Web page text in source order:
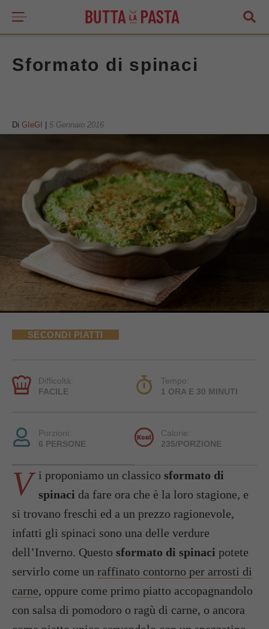
Sformato di spinaci
Di GIeGI 5 Gennaio 2016
SECONDI PIATTI
Difficoltà:
FACILE
Tempo:
1 ORA E 30 MINUTI
Porzioni:
6 PERSONE
Calorie:
235/PORZIONE
V i proponiamo un classico sformato di
spinaci da fare ora che è la loro stagione, e
si trovano freschi ed a un prezzo ragionevole,
infatti gli spinaci sono una delle verdure
dell’Inverno. Questo sformato di spinaci potete
servirlo come un raffinato contorno per arrosti di
carne, oppure come primo piatto accopagnandolo
con salsa di pomodoro o ragù di carne, o ancora